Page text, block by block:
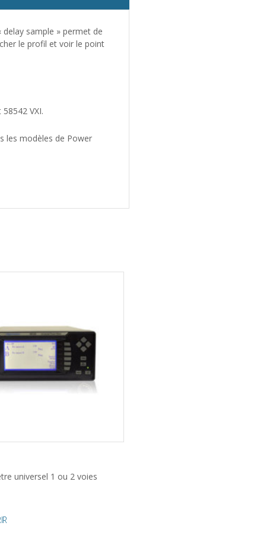
sample » permet de
le profil et voir le point
VXI.
les modèles de Power
universel 1 ou 2 voies